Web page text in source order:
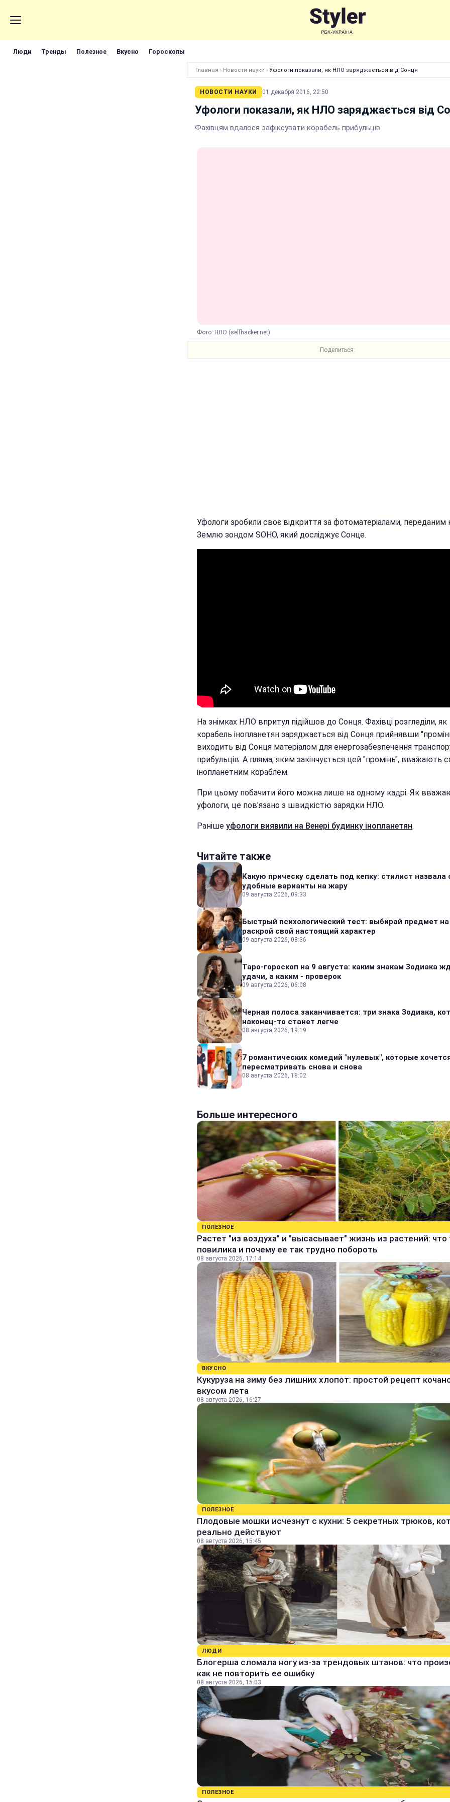
Люди Тренды Полезное Вкусно Гороскопы
Главная › Новости науки › Уфологи показали, як НЛО заряджається від Сонця
НОВОСТИ НАУКИ 01 декабря 2016, 22:50
Уфологи показали, як НЛО заряджається від
Фахівцям вдалося зафіксувати корабель прибульців
Фото: НЛО (selfhacker.net)
Поделиться:
Уфологи зробили своє відкриття за фотоматеріалами, переданим
Землю зондом SOHO, який досліджує Сонце.
На знімках НЛО впритул підійшов до Сонця. Фахівці розгледіли, як
корабель інопланетян заряджається від Сонця прийнявши
виходить від Сонця матеріалом для енергозабезпечення
прибульців. А пляма, яким закінчується цей "промінь", вважають
інопланетним кораблем.
При цьому побачити його можна лише на одному кадрі. Як
уфологи, це пов'язано з швидкістю зарядки НЛО.
Раніше уфологи виявили на Венері будинку інопланетян.
Читайте также
Какую прическу сделать под кепку: стилист
удобные варианты на жару
09 августа 2026, 09:33
Быстрый психологический тест: выбирай предмет
раскрой свой настоящий характер
09 августа 2026, 08:36
Таро-гороскоп на 9 августа: каким знакам Зодиака
удачи, а каким - проверок
09 августа 2026, 06:08
Черная полоса заканчивается: три знака Зодиака,
наконец-то станет легче
08 августа 2026, 19:19
7 романтических комедий "нулевых", которые
пересматривать снова и снова
08 августа 2026, 18:02
Больше интересного
ПОЛЕЗНОЕ
Растет "из воздуха" и "высасывает" жизнь из растений: что
повилика и почему ее так трудно побороть
08 августа 2026, 17:14
ВКУСНО
Кукуруза на зиму без лишних хлопот: простой рецепт
вкусом лета
08 августа 2026, 16:27
ПОЛЕЗНОЕ
Плодовые мошки исчезнут с кухни: 5 секретных трюков,
реально действуют
08 августа 2026, 15:45
ЛЮДИ
Блогерша сломала ногу из-за трендовых штанов: что
как не повторить ее ошибку
08 августа 2026, 15:03
ПОЛЕЗНОЕ